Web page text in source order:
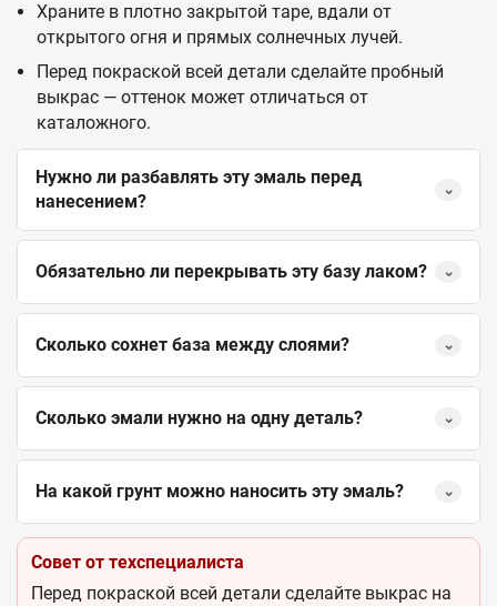
Храните в плотно закрытой таре, вдали от
открытого огня и прямых солнечных лучей.
Перед покраской всей детали сделайте пробный
выкрас — оттенок может отличаться от
каталожного.
Нужно ли разбавлять эту эмаль перед
нанесением?
⌄
Обязательно ли перекрывать эту базу лаком? ⌄
Сколько сохнет база между слоями? ⌄
Сколько эмали нужно на одну деталь? ⌄
На какой грунт можно наносить эту эмаль? ⌄
Совет от техспециалиста
Перед покраской всей детали сделайте выкрас на